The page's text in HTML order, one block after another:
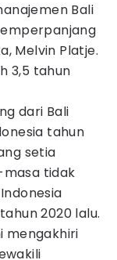
Bali
Melvin Platje.
3,5 tahun
dari Bali
tahun
setia
tidak
2020 lalu.
mengakhiri